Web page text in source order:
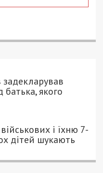
задекларував
якого
і їхню 7-
дітей шукають